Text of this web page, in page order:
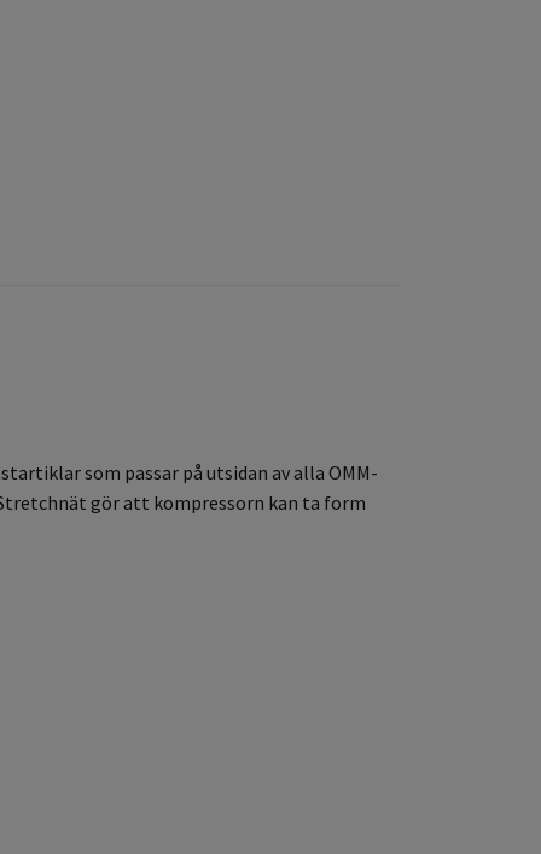
som passar på utsidan av alla OMM-
gör att kompressorn kan ta form